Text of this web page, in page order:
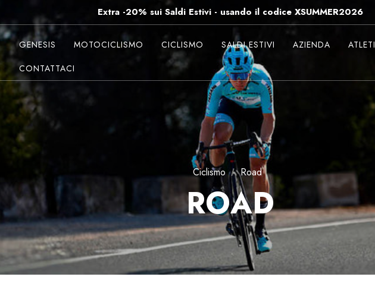
Extra -20% sui Saldi Estivi - usando il codice XSUMMER2026
Spedizioni gratuite per ordini superiori a 99€
-15% su Tutto - usando il codice XSUMMER2026
GENESIS MOTOCICLISMO CICLISMO SALDI ESTIVI AZIENDA ATLETI
CONTATTACI
Ciclismo Road
ROAD